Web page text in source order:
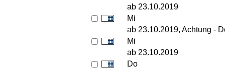
ab 23.10.2019
Mi
ab 23.10.2019, Achtung -
Mi
ab 23.10.2019
Do